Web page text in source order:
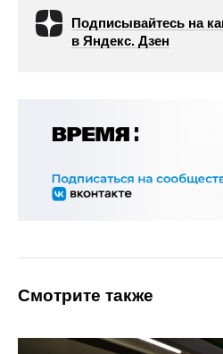
Подписывайтесь на
в Яндекс. Дзен
Смотрите также